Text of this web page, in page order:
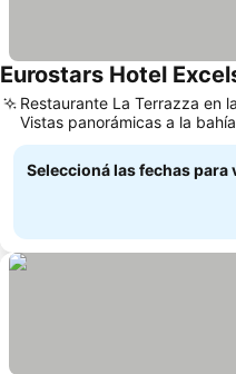
Eurostars Hotel
Restaurante La Terrazza en
Vistas panorámicas a la
Vesubio
Seleccioná las fechas